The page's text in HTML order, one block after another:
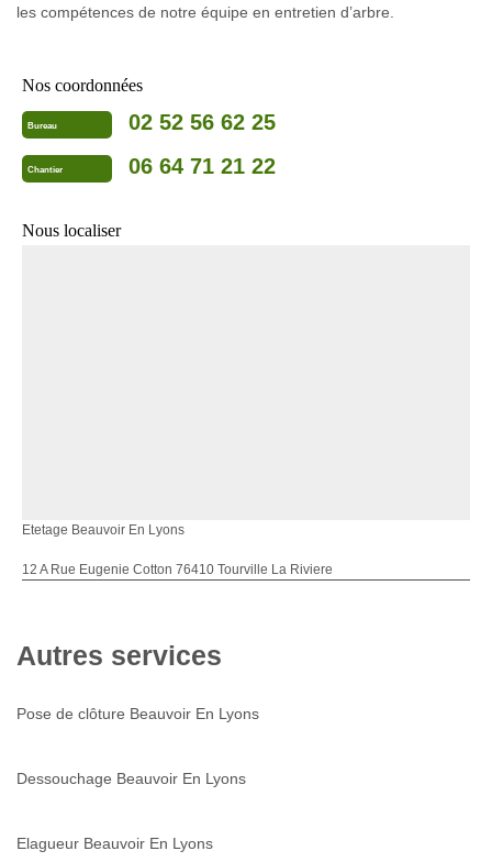
les compétences de notre équipe en entretien d’arbre.
Nos coordonnées
Bureau 02 52 56 62 25
Chantier 06 64 71 21 22
Nous localiser
Etetage Beauvoir En Lyons
12 A Rue Eugenie Cotton 76410 Tourville La Riviere
Autres services
Pose de clôture Beauvoir En Lyons
Dessouchage Beauvoir En Lyons
Elagueur Beauvoir En Lyons